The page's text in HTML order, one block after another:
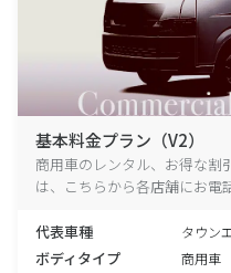
基本料金プラン（V2）
商用車のレンタル、お得な割
は、こちらから各店舗にお電
代表車種 タウン
ボディタイプ 商用車